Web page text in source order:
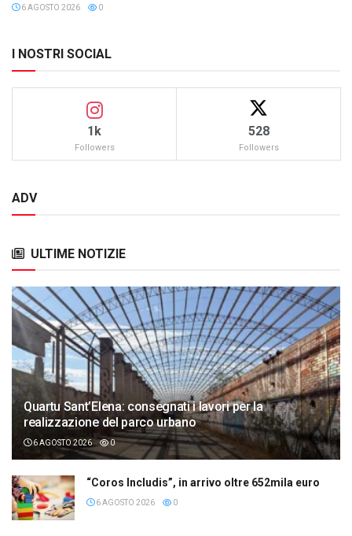
6 AGOSTO 2026 0
I NOSTRI SOCIAL
1k
Followers
528
Followers
ADV
ULTIME NOTIZIE
Quartu Sant’Elena: consegnati i lavori per la
realizzazione del parco urbano
6 AGOSTO 2026 0
“Coros Includis”, in arrivo oltre 652mila euro
6 AGOSTO 2026 0